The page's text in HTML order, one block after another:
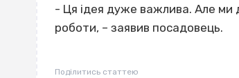
- Ця ідея дуже важлива. Але ми
роботи, – заявив посадовець.
Поділитись статтею